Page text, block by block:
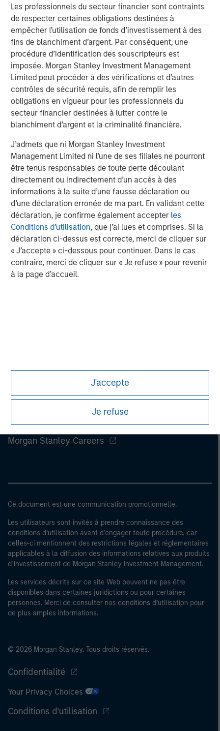
Les professionnels du secteur financier sont contraints
de respecter certaines obligations destinées à
empêcher l’utilisation de fonds d’investissement à des
fins de blanchiment d’argent. Par conséquent, une
procédure d’identification des souscripteurs est
imposée. Morgan Stanley Investment Management
Limited peut procéder à des vérifications et d’autres
contrôles de sécurité requis, afin de remplir les
obligations en vigueur pour les professionnels du
secteur financier destinées à lutter contre le
blanchiment d’argent et la criminalité financière.
J’admets que ni Morgan Stanley Investment
Management Limited ni l’une de ses filiales ne pourront
être tenus responsables de toute perte découlant
directement ou indirectement d’un accès à des
informations à la suite d’une fausse déclaration ou
d’une déclaration erronée de ma part. En validant cette
déclaration, je confirme également accepter les
Conditions d’utilisation, que j’ai lues et comprises. Si la
déclaration ci-dessus est correcte, merci de cliquer sur
« J’accepte » ci-dessous pour continuer. Dans le cas
contraire, merci de cliquer sur « Je refuse » pour revenir
à la page d’accueil.
J'accepte
Je refuse
ARTICLE
The MSIM Quantitative Duration
Strategy Model: A Factor-Based
Approach to Managing Interest Rates
Anton Heese and Matas Vala explore the
Quantitative Duration Strategy Model, one of the
proprietary tools the team uses to enhance their
investment process, as it helps provide structure
and rigour with identifying and processing
relevant and important data.
5 AOÛT 2026
Morgan Stanley Careers
Ce document est une communication promotionnelle.
Les utilisateurs sont invités à prendre connaissance des
conditions d’utilisation avant d’engager toute procédure, car
celles-ci mentionnent des restrictions légales et réglementaires
applicables à la diffusion des informations relatives aux produits
d’investissement de Morgan Stanley Investment Management.
Les services décrits sur ce site Web peuvent ne pas être
disponibles dans certaines juridictions ou pour certaines
personnes. Merci de consulter nos conditions d’utilisation pour
de plus amples informations.
© 2026 Morgan Stanley. Tous droits réservés.
Confidentialité
Your Privacy Choices
Conditions d'utilisation